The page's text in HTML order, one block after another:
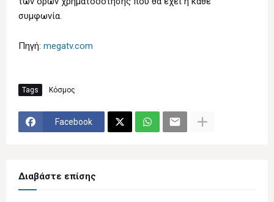
συμφωνία.
Πηγή: megatv.com
Tags Κόσμος
Facebook
Διαβάστε επίσης